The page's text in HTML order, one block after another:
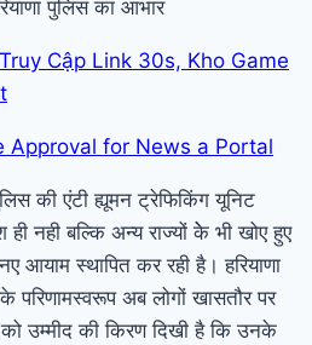
पुलिस का आभार
Cập Link 30s, Kho Game
की एंटी ह्यूमन ट्रेफिकिंग यूनिट
नही बल्कि अन्य राज्यों केे भी खोए हुए
आयाम स्थापित कर रही है। हरियाणा
के परिणामस्वरूप अब लोगों खासतौर पर
उम्मीद की किरण दिखी है कि उनके